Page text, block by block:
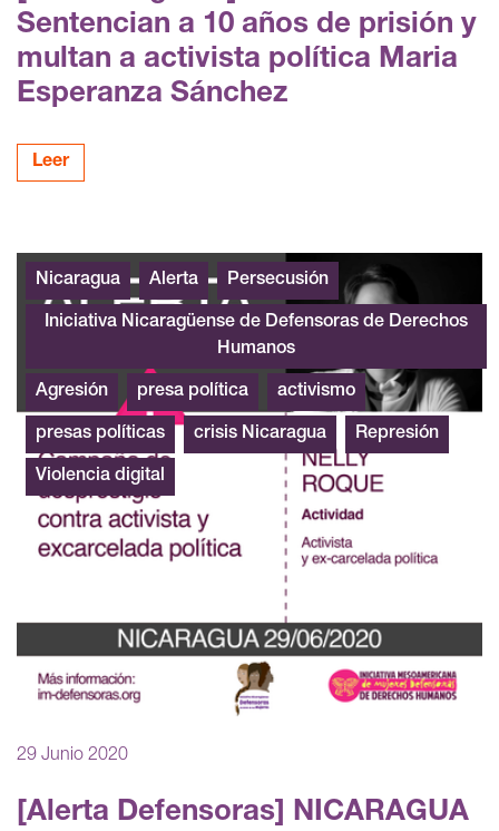
Sentencian a 10 años de prisión y
multan a activista política Maria
Esperanza Sánchez
Leer
Alerta Nicaragua Nelly Roque
29 Junio 2020
[Alerta Defensoras] NICARAGUA
Nicaragua Alerta Persecusión
Iniciativa Nicaragüense de Defensoras de Derechos
Humanos
Agresión presa política activismo
presas políticas crisis Nicaragua Represión
Violencia digital